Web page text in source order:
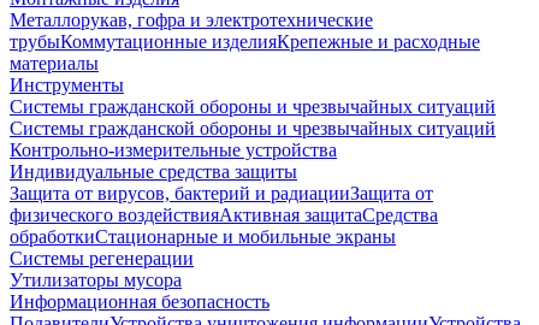
Металлорукав, гофра и электротехнические
трубыКоммутационные изделияКрепежные и расходные
материалы
Инструменты
Системы гражданской обороны и чрезвычайных ситуаций
Системы гражданской обороны и чрезвычайных ситуаций
Контрольно-измерительные устройства
Индивидуальные средства защиты
Защита от вирусов, бактерий и радиацииЗащита от
физического воздействияАктивная защитаСредства
обработкиСтационарные и мобильные экраны
Системы регенерации
Утилизаторы мусора
Информационная безопасность